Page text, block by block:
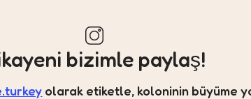
bizimle paylaş!
olarak etiketle, koloninin büyüme